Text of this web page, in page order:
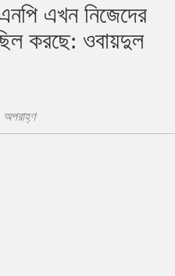
এখন নিজেদের
করছে: ওবায়দুল